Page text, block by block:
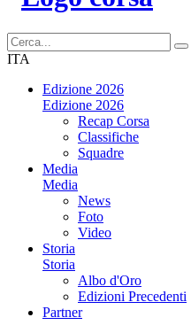
ITA
Edizione 2026
Edizione 2026
Recap Corsa
Classifiche
Squadre
Media
Media
News
Foto
Video
Storia
Storia
Albo d'Oro
Edizioni Precedenti
Partner